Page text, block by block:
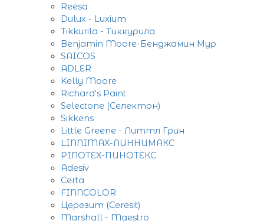
Reesa
Dulux - Luxium
Tikkurila - Тиккурила
Benjamin Moore-Бенджамин Мур
SAICOS
ADLER
Kelly Moore
Richard's Paint
Selectone (Селектон)
Sikkens
Little Greene - Литтл Грин
LINNIMAX-ЛИННИМАКС
PINOTEX-ПИНОТЕКС
Adesiv
Certa
FINNCOLOR
Церезит (Ceresit)
Marshall - Maestro